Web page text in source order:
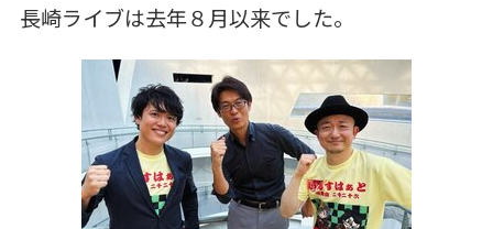
長崎ライブは去年８月以来でした。